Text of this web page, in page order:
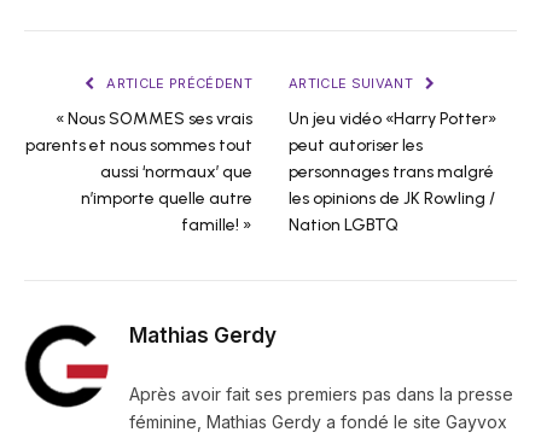
ARTICLE PRÉCÉDENT
« Nous SOMMES ses vrais
parents et nous sommes tout
aussi ‘normaux’ que
n’importe quelle autre
famille! »
ARTICLE SUIVANT
Un jeu vidéo «Harry Potter»
peut autoriser les
personnages trans malgré
les opinions de JK Rowling /
Nation LGBTQ
Mathias Gerdy
Après avoir fait ses premiers pas dans la presse
féminine, Mathias Gerdy a fondé le site Gayvox